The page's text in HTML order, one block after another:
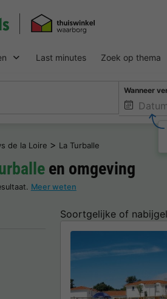
Last minutes Zoek op thema
Wanneer
de la Loire > La Turballe
en omgeving
Meer weten
Soortgelijke of